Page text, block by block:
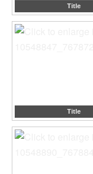
Title
Title